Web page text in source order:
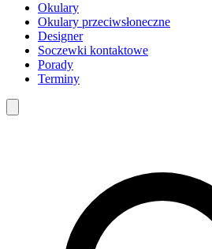
Okulary
Okulary przeciwsłoneczne
Designer
Soczewki kontaktowe
Porady
Terminy